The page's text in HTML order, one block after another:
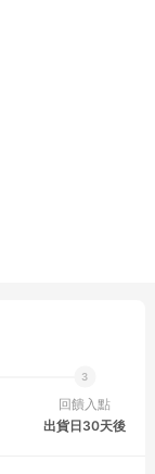
回饋入點
出貨日30天後